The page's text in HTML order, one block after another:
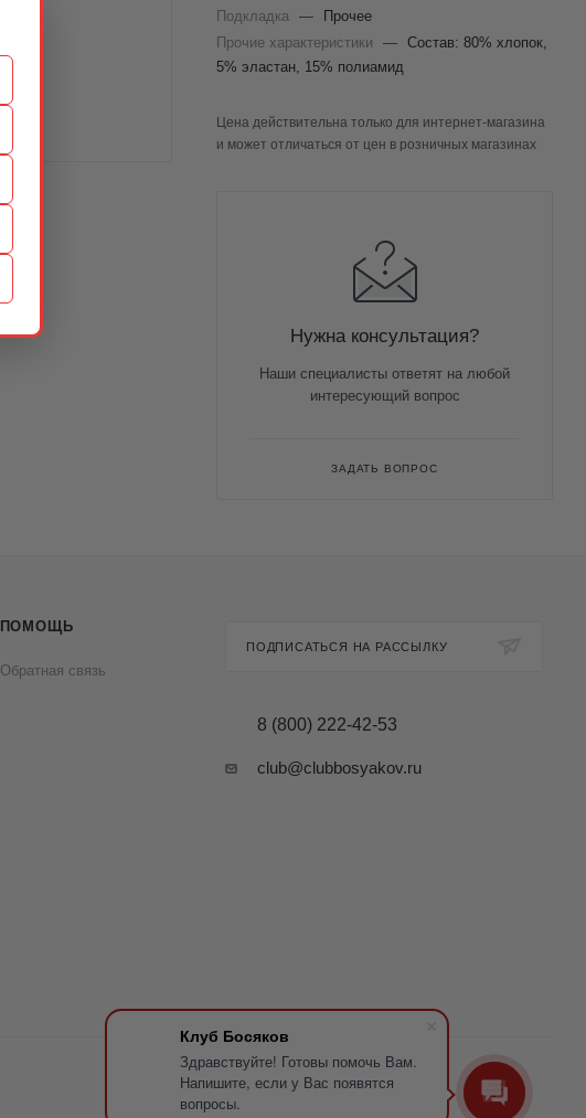
Клуб Босяков
Здравствуйте! Готовы помочь Вам.
Напишите, если у Вас появятся
вопросы.
Подкладка —
Прочее
Прочие характеристики
— Состав: 80% хлопок,
5% эластан, 15% полиамид
Цена действительна только для интернет-магазина
и может отличаться от цен в розничных магазинах
Нужна консультация?
Наши специалисты ответят на любой
интересующий вопрос
ЗАДАТЬ ВОПРОС
ПОМОЩЬ
Обратная связь
ПОДПИСАТЬСЯ НА РАССЫЛКУ
8 (800) 222-42-53
club@clubbosyakov.ru